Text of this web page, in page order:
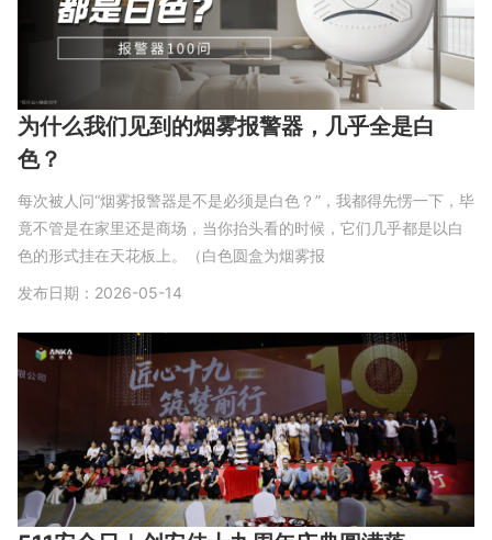
为什么我们见到的烟雾报警器，几乎全是白
色？
每次被人问“烟雾报警器是不是必须是白色？”，我都得先愣一下，毕
竟不管是在家里还是商场，当你抬头看的时候，它们几乎都是以白
色的形式挂在天花板上。（白色圆盒为烟雾报
发布日期：2026-05-14